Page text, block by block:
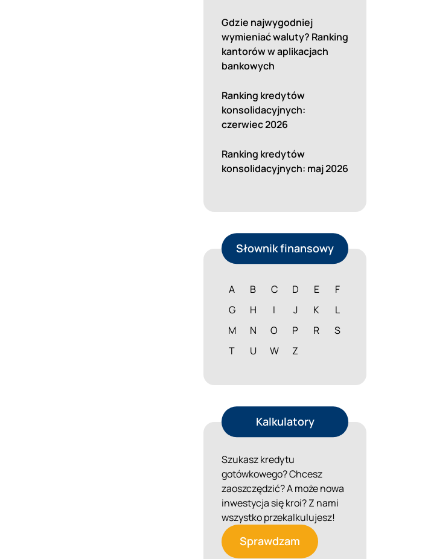
Gdzie najwygodniej
wymieniać waluty? Ranking
kantorów w aplikacjach
bankowych
Ranking kredytów
konsolidacyjnych:
czerwiec 2026
Ranking kredytów
konsolidacyjnych: maj 2026
Słownik finansowy
A B C D E
F
G
H I J K
L
M
N O P R
S
T
U W Z
Kalkulatory
Szukasz kredytu
gotówkowego? Chcesz
zaoszczędzić? A może nowa
inwestycja się kroi? Z nami
wszystko przekalkulujesz!
Sprawdzam